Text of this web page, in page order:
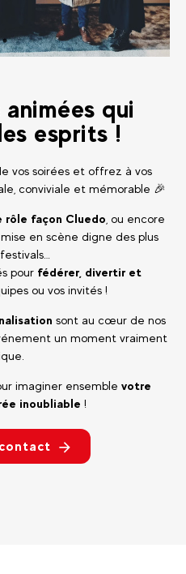
qui
esprits !
vos soirées et offrez à vos
conviviale et mémorable 🎉
rôle façon Cluedo , ou encore
en scène digne des plus
pour fédérer, divertir et
ou vos invités !
sont au cœur de nos
un moment vraiment
imaginer ensemble votre
inoubliable !